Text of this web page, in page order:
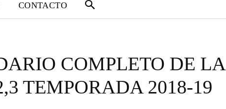
CONTACTO
COMPLETO DE LA
TEMPORADA 2018-19